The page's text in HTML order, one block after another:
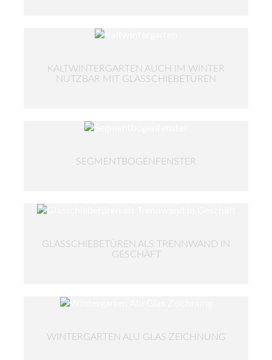
KALTWINTERGARTEN AUCH IM WINTER
NUTZBAR MIT GLASSCHIEBETÜREN
SEGMENTBOGENFENSTER
GLASSCHIEBETÜREN ALS TRENNWAND IN
GESCHÄFT
WINTERGARTEN ALU GLAS ZEICHNUNG